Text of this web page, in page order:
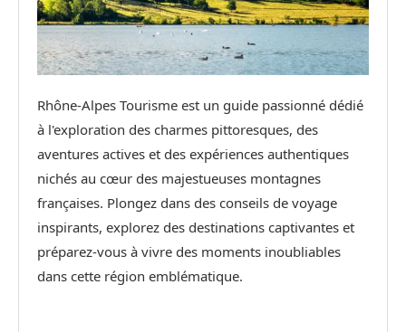
Rhône-Alpes Tourisme est un guide passionné dédié
à l'exploration des charmes pittoresques, des
aventures actives et des expériences authentiques
nichés au cœur des majestueuses montagnes
françaises. Plongez dans des conseils de voyage
inspirants, explorez des destinations captivantes et
préparez-vous à vivre des moments inoubliables
dans cette région emblématique.